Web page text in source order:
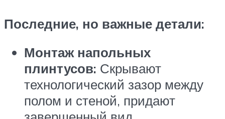
Последние, но важные детали:
Монтаж напольных
плинтусов: Скрывают
технологический зазор между
полом и стеной, придают